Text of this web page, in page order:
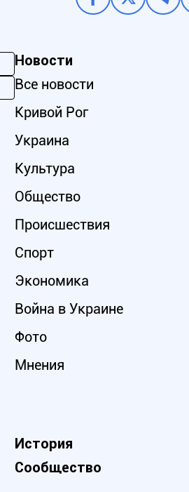
Новости
Все новости
Кривой Рог
Украина
Культура
Общество
Происшествия
Спорт
Экономика
Война в Украине
Фото
Мнения
История
Сообщество